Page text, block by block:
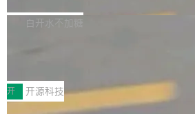
个主 agent 循环，外加一组后台 agent。
库，并将作为transport接入Mooncake
MPComm将作为一种传输引擎接入
ENT，实现零拷贝传输性能提升30%、非零
白开水不加糖
型案例入选名单》，深信服“面向企业研发
开源 AI 编程平台 CoStrict 应用”凭借卓越
开 开源科技